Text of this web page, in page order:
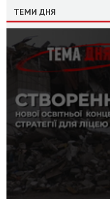
ТЕМИ ДНЯ